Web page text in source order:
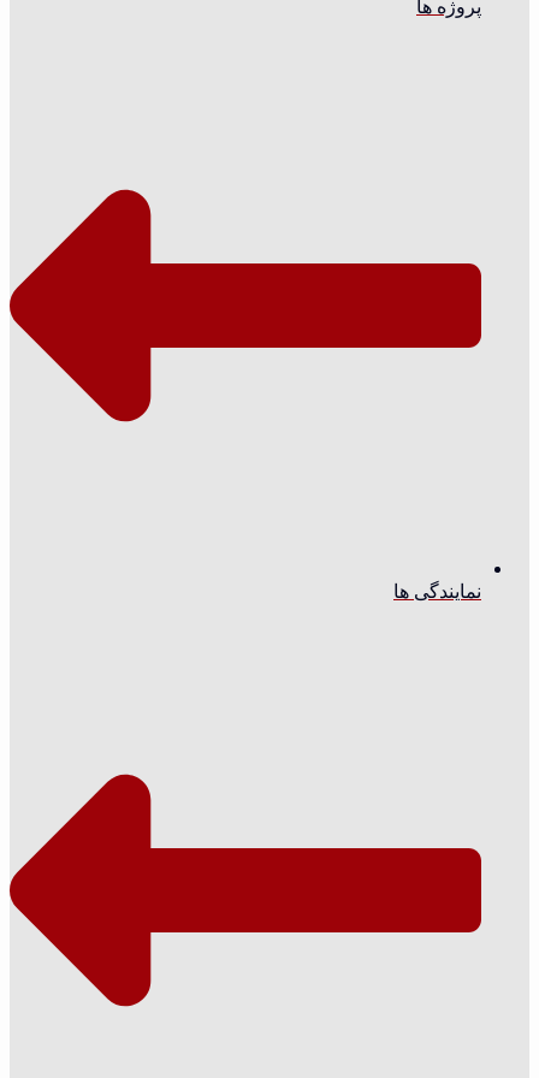
پروژه ها
نمایندگی ها